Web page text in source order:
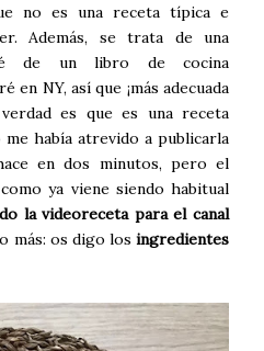
no es una receta típica e
Además, se trata de una
de un libro de cocina
en NY, así que ¡más adecuada
es que es una receta
había atrevido a publicarla
en dos minutos, pero el
ya viene siendo habitual
la videoreceta para el canal
más: os digo losingredientes